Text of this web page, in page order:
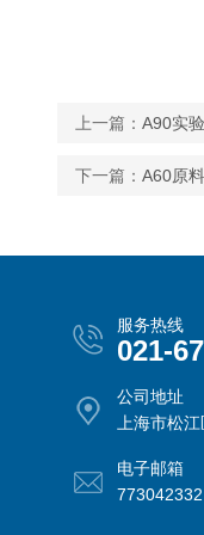
上一篇： A90实
下一篇： A60原
服务热线
021-
公司地址
上海市松
电子邮箱